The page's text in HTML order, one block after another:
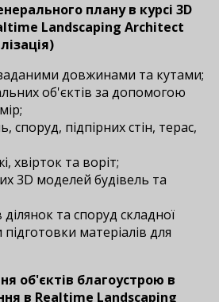
планув курсі 3D
Landscaping Architect
довжинами та кутами;
об'єктів за допомогою
споруд, підпірних стін, терас,
хвірток та воріт;
3D моделей будівель та
та споруд складної
матеріалів для
об'єктів благоустрою в
в Realtime Landscaping